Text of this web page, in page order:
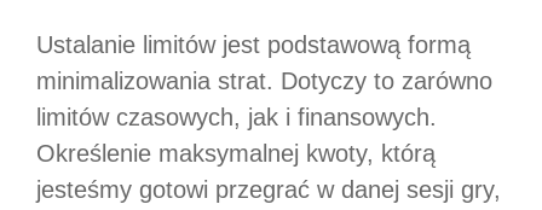
Ustalanie limitów jest podstawową formą
minimalizowania strat. Dotyczy to zarówno
limitów czasowych, jak i finansowych.
Określenie maksymalnej kwoty, którą
jesteśmy gotowi przegrać w danej sesji gry,